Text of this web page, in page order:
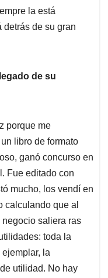
la está
detrás de su gran
de su
porque me
libro de formato
ganó concurso en
Fue editado con
mucho, los vendí en
calculando que al
saliera ras
toda la
la
utilidad. No hay